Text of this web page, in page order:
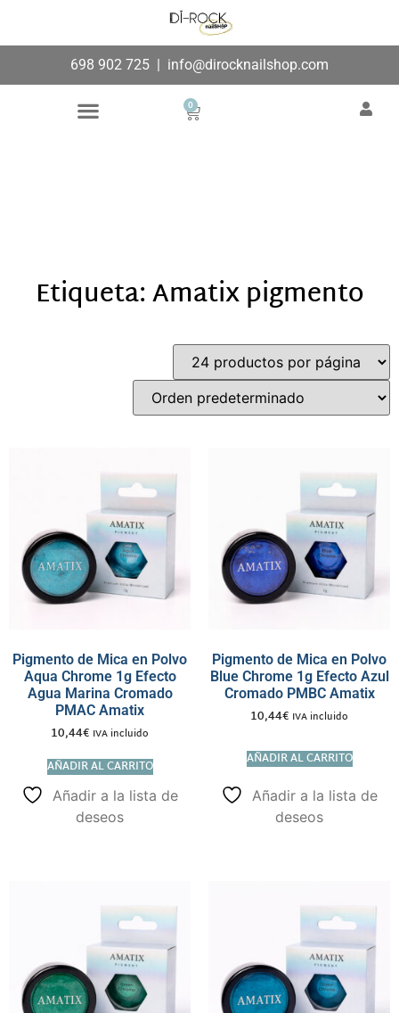
698 902 725 | info@dirocknailshop.com
0
Etiqueta: Amatix pigmento
Pigmento de Mica en Polvo
Aqua Chrome 1g Efecto
Agua Marina Cromado
PMAC Amatix
10,44€ IVA incluido
AÑADIR AL CARRITO
Añadir a la lista de
deseos
Pigmento de Mica en Polvo
Blue Chrome 1g Efecto Azul
Cromado PMBC Amatix
10,44€ IVA incluido
AÑADIR AL CARRITO
Añadir a la lista de
deseos